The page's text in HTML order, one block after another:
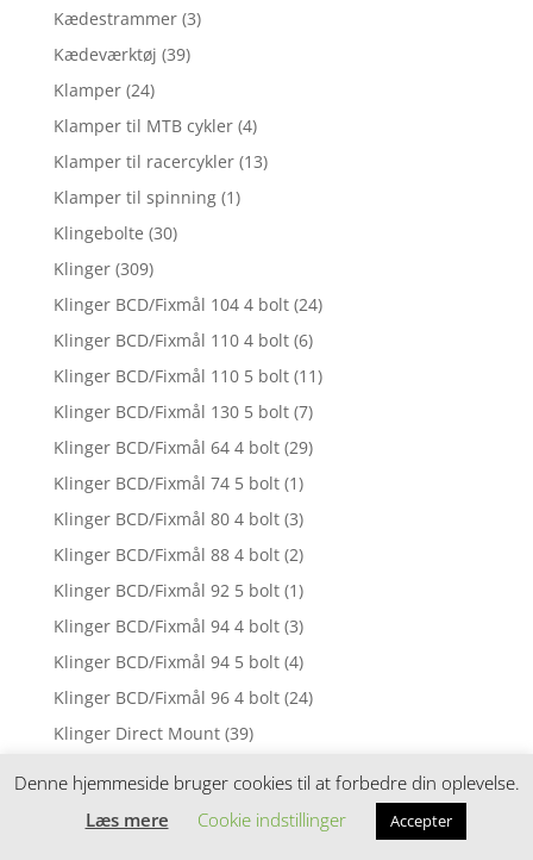
Kædestrammer (3)
Kædeværktøj (39)
Klamper (24)
Klamper til MTB cykler (4)
Klamper til racercykler (13)
Klamper til spinning (1)
Klingebolte (30)
Klinger (309)
Klinger BCD/Fixmål 104 4 bolt (24)
Klinger BCD/Fixmål 110 4 bolt (6)
Klinger BCD/Fixmål 110 5 bolt (11)
Klinger BCD/Fixmål 130 5 bolt (7)
Klinger BCD/Fixmål 64 4 bolt (29)
Klinger BCD/Fixmål 74 5 bolt (1)
Klinger BCD/Fixmål 80 4 bolt (3)
Klinger BCD/Fixmål 88 4 bolt (2)
Klinger BCD/Fixmål 92 5 bolt (1)
Klinger BCD/Fixmål 94 4 bolt (3)
Klinger BCD/Fixmål 94 5 bolt (4)
Klinger BCD/Fixmål 96 4 bolt (24)
Klinger Direct Mount (39)
Denne hjemmeside bruger cookies til at forbedre din oplevelse.
Læs mere
Cookie indstillinger Accepter